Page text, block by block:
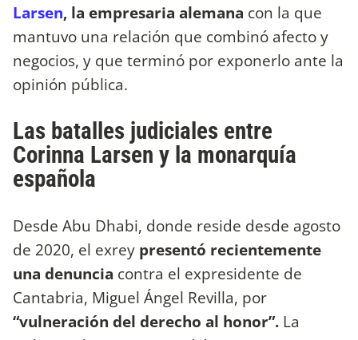
Larsen, la empresaria alemana con la que
mantuvo una relación que combinó afecto y
negocios, y que terminó por exponerlo ante la
opinión pública.
Las batalles judiciales entre
Corinna Larsen y la monarquía
española
Desde Abu Dhabi, donde reside desde agosto
de 2020, el exrey presentó recientemente
una denuncia contra el expresidente de
Cantabria, Miguel Ángel Revilla, por
“vulneración del derecho al honor”. La